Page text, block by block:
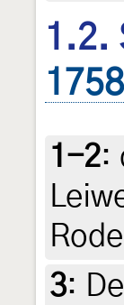
1.2.
1-2:
3: